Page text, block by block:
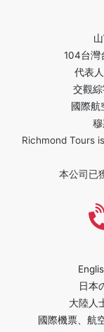
104台灣
代表
交觀
國際
Richmond Tours
本公司已
日本
大陸人
國際機票、航